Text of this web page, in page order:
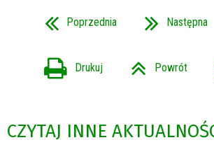
Poprzednia Następna
Drukuj Powrót
CZYTAJ INNE